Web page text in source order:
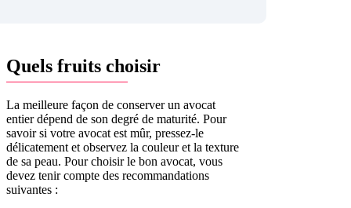
Quels fruits choisir
La meilleure façon de conserver un avocat
entier dépend de son degré de maturité. Pour
savoir si votre avocat est mûr, pressez-le
délicatement et observez la couleur et la texture
de sa peau. Pour choisir le bon avocat, vous
devez tenir compte des recommandations
suivantes :